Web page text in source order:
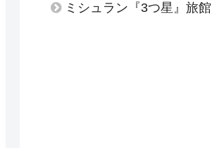
ミシュラン『3つ星』旅館